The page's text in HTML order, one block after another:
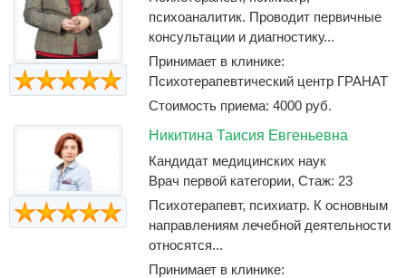
психоаналитик. Проводит первичные
консультации и диагностику...
Принимает в клинике:
Психотерапевтический центр ГРАНАТ
Стоимость приема: 4000 руб.
Никитина Таисия Евгеньевна
Кандидат медицинских наук
Врач первой категории, Стаж: 23
Психотерапевт, психиатр. К основным
направлениям лечебной деятельности
относятся...
Принимает в клинике: